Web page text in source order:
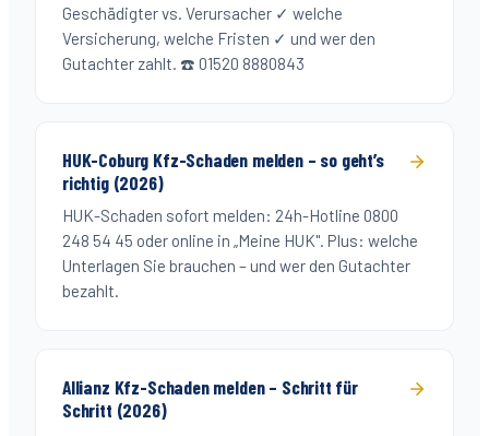
Geschädigter vs. Verursacher ✓ welche
Versicherung, welche Fristen ✓ und wer den
Gutachter zahlt. ☎️ 01520 8880843
HUK-Coburg Kfz-Schaden melden – so geht’s
richtig (2026)
HUK-Schaden sofort melden: 24h-Hotline 0800
248 54 45 oder online in „Meine HUK". Plus: welche
Unterlagen Sie brauchen – und wer den Gutachter
bezahlt.
Allianz Kfz-Schaden melden – Schritt für
Schritt (2026)